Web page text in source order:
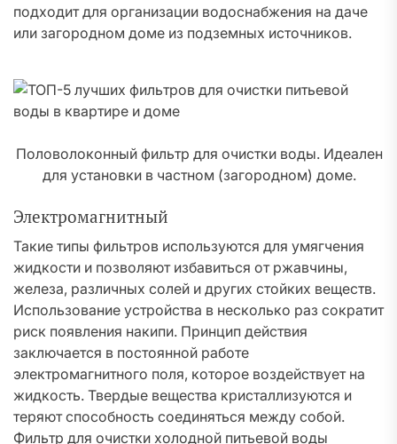
подходит для организации водоснабжения на даче
или загородном доме из подземных источников.
Половолоконный фильтр для очистки воды. Идеален
для установки в частном (загородном) доме.
Электромагнитный
Такие типы фильтров используются для умягчения
жидкости и позволяют избавиться от ржавчины,
железа, различных солей и других стойких веществ.
Использование устройства в несколько раз сократит
риск появления накипи. Принцип действия
заключается в постоянной работе
электромагнитного поля, которое воздействует на
жидкость. Твердые вещества кристаллизуются и
теряют способность соединяться между собой.
Фильтр для очистки холодной питьевой воды